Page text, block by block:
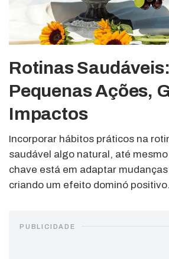
Rotinas Saudáveis:
Pequenas Ações,
Impactos
Incorporar hábitos práticos na
saudável algo natural, até
chave está em adaptar
criando um efeito dominó positivo.
PUBLICIDADE